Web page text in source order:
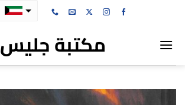
مكتبة جليس